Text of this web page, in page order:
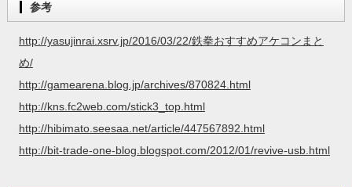
参考
http://yasujinrai.xsrv.jp/2016/03/22/鉄拳おすすめアケコンまと
め/
http://gamearena.blog.jp/archives/870824.html
http://kns.fc2web.com/stick3_top.html
http://hibimato.seesaa.net/article/447567892.html
http://bit-trade-one-blog.blogspot.com/2012/01/revive-usb.html